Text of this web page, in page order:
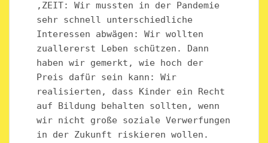
‚ZEIT: Wir mussten in der Pandemie
sehr schnell unterschiedliche
Interessen abwägen: Wir wollten
zuallererst Leben schützen. Dann
haben wir gemerkt, wie hoch der
Preis dafür sein kann: Wir
realisierten, dass Kinder ein Recht
auf Bildung behalten sollten, wenn
wir nicht große soziale Verwerfungen
in der Zukunft riskieren wollen.